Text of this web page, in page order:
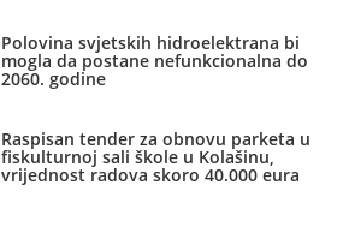
Polovina svjetskih hidroelektrana bi
mogla da postane nefunkcionalna do
2060. godine
Raspisan tender za obnovu parketa u
fiskulturnoj sali škole u Kolašinu,
vrijednost radova skoro 40.000 eura